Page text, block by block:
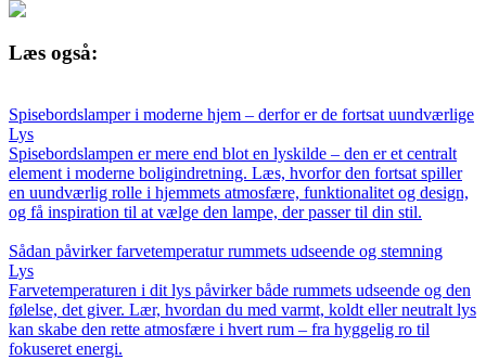
Læs også:
Spisebordslamper i moderne hjem – derfor er de fortsat uundværlige
Lys
Spisebordslampen er mere end blot en lyskilde – den er et centralt
element i moderne boligindretning. Læs, hvorfor den fortsat spiller
en uundværlig rolle i hjemmets atmosfære, funktionalitet og design,
og få inspiration til at vælge den lampe, der passer til din stil.
Sådan påvirker farvetemperatur rummets udseende og stemning
Lys
Farvetemperaturen i dit lys påvirker både rummets udseende og den
følelse, det giver. Lær, hvordan du med varmt, koldt eller neutralt lys
kan skabe den rette atmosfære i hvert rum – fra hyggelig ro til
fokuseret energi.